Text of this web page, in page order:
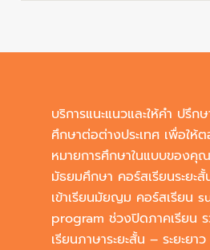
บริการแนะแนวและให้คำ ปรึก
ศึกษาต่อต่างประเทศ เพื่อให้ต
หมายการศึกษาในแบบของคุ
มัธยมศึกษา คอร์สเรียนระยะ
เข้าเรียนมัยญม คอร์สเรียน
program ช่วงปิดภาคเรียน
เรียนภาษาระยะสั้น – ระยะยา